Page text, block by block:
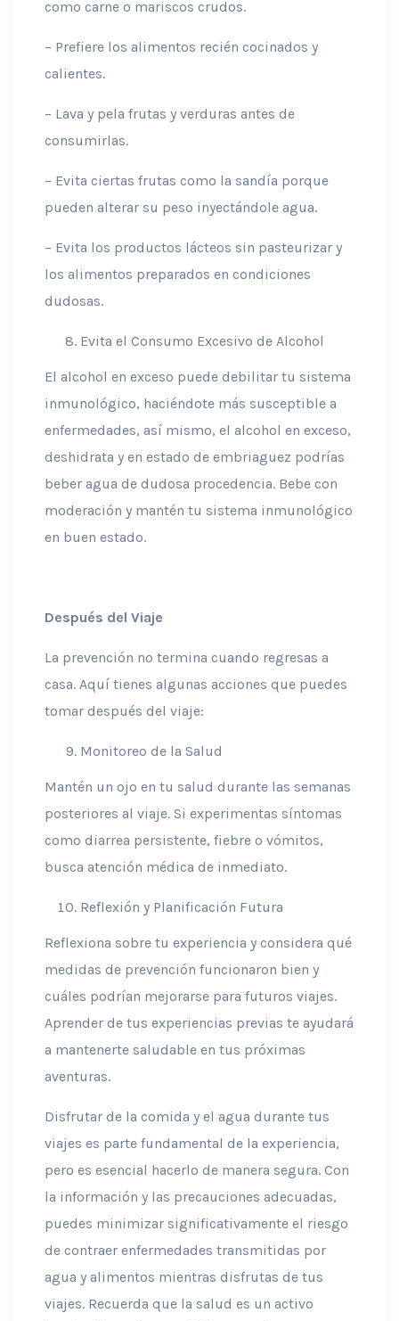
como carne o mariscos crudos.
– Prefiere los alimentos recién cocinados y
calientes.
– Lava y pela frutas y verduras antes de
consumirlas.
– Evita ciertas frutas como la sandía porque
pueden alterar su peso inyectándole agua.
– Evita los productos lácteos sin pasteurizar y
los alimentos preparados en condiciones
dudosas.
Evita el Consumo Excesivo de Alcohol
El alcohol en exceso puede debilitar tu sistema
inmunológico, haciéndote más susceptible a
enfermedades, así mismo, el alcohol en exceso,
deshidrata y en estado de embriaguez podrías
beber agua de dudosa procedencia. Bebe con
moderación y mantén tu sistema inmunológico
en buen estado.
Después del Viaje
La prevención no termina cuando regresas a
casa. Aquí tienes algunas acciones que puedes
tomar después del viaje:
Monitoreo de la Salud
Mantén un ojo en tu salud durante las semanas
posteriores al viaje. Si experimentas síntomas
como diarrea persistente, fiebre o vómitos,
busca atención médica de inmediato.
Reflexión y Planificación Futura
Reflexiona sobre tu experiencia y considera qué
medidas de prevención funcionaron bien y
cuáles podrían mejorarse para futuros viajes.
Aprender de tus experiencias previas te ayudará
a mantenerte saludable en tus próximas
aventuras.
Disfrutar de la comida y el agua durante tus
viajes es parte fundamental de la experiencia,
pero es esencial hacerlo de manera segura. Con
la información y las precauciones adecuadas,
puedes minimizar significativamente el riesgo
de contraer enfermedades transmitidas por
agua y alimentos mientras disfrutas de tus
viajes. Recuerda que la salud es un activo